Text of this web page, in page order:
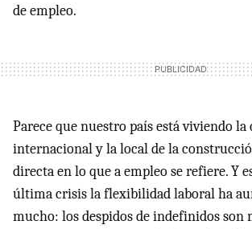
de empleo.
Parece que nuestro país está viviendo
internacional y la local de la
directa en lo que a empleo se refiere. Y
última crisis la flexibilidad laboral ha
mucho: los despidos de indefinidos son